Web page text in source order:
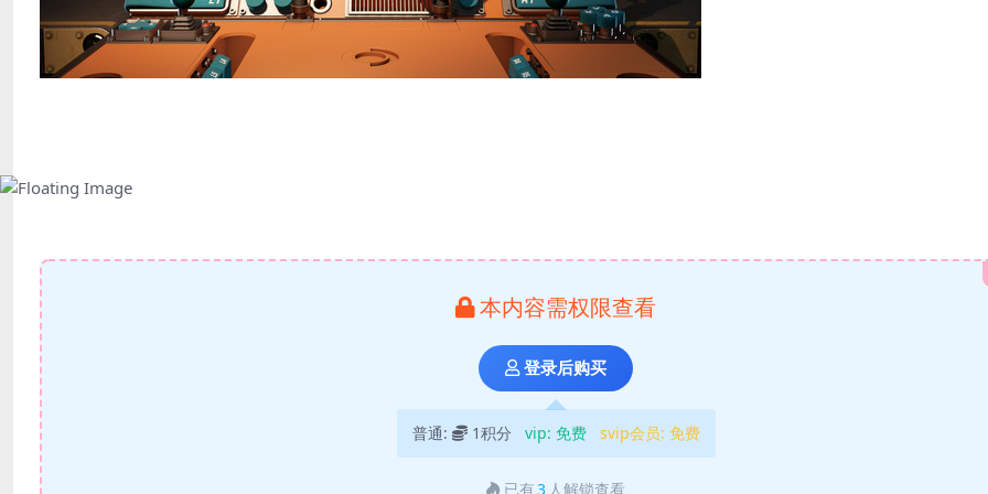
本内容需权限查看
登录后购买
普通: 1积分 vip: 免费 svip会员: 免费
已有3 人解锁查看